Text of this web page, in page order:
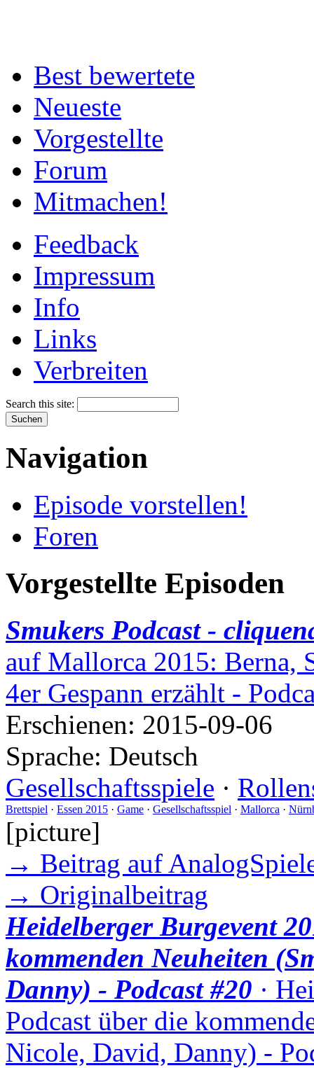
Best bewertete
Neueste
Vorgestellte
Forum
Mitmachen!
Feedback
Impressum
Info
Links
Verbreiten
Search this site:
Navigation
Episode vorstellen!
Foren
Vorgestellte Episoden
Smukers Podcast -
auf Mallorca 2015: Berna,
4er Gespann erzählt -
Erschienen: 2015-09-06
Sprache: Deutsch
Gesellschaftsspiele ·
Brettspiel · Essen 2015 · Game · Gesellschaftsspiel · Mallorca ·
[picture]
→ Beitrag auf
→ Originalbeitrag
Heidelberger Burgevent
kommenden Neuheiten
Danny) - Podcast #20 ·
Podcast über die
Nicole, David, Danny) -